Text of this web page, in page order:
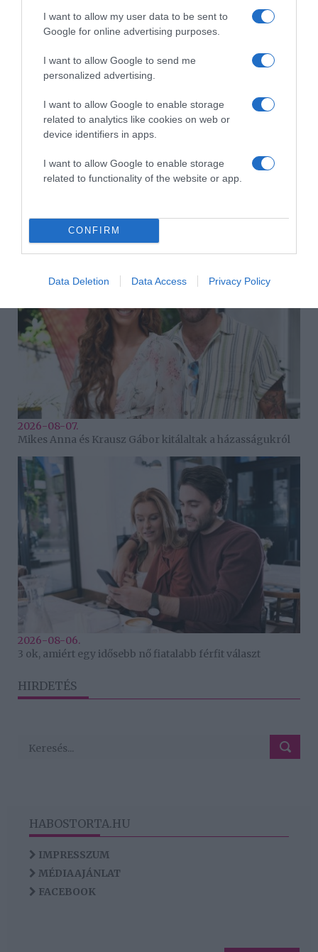
I want to allow my user data to be sent to
Google for online advertising purposes.
I want to allow Google to send me
personalized advertising.
I want to allow Google to enable storage
related to analytics like cookies on web or
device identifiers in apps.
I want to allow Google to enable storage
related to functionality of the website or app.
CONFIRM
Data Deletion Data Access Privacy Policy
Koltai Róbert életükről mesélt
12 éves lett Ördög Nóra fia
2026-08-07.
Mikes Anna és Krausz Gábor kitálaltak a házasságukról
2026-08-06.
3 ok, amiért egy idősebb nő fiatalabb férfit választ
HIRDETÉS
HABOSTORTA.HU
IMPRESSZUM
MÉDIAAJÁNLAT
FACEBOOK